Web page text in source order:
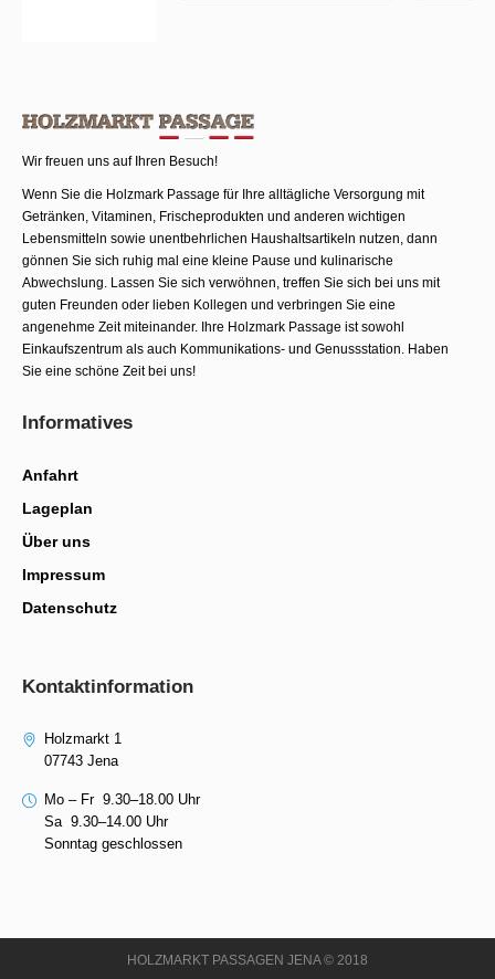
Wir freuen uns auf Ihren Besuch!
Wenn Sie die Holzmark Passage für Ihre alltägliche Versorgung mit
Getränken, Vitaminen, Frischeprodukten und anderen wichtigen
Lebensmitteln sowie unentbehrlichen Haushaltsartikeln nutzen, dann
gönnen Sie sich ruhig mal eine kleine Pause und kulinarische
Abwechslung. Lassen Sie sich verwöhnen, treffen Sie sich bei uns mit
guten Freunden oder lieben Kollegen und verbringen Sie eine
angenehme Zeit miteinander. Ihre Holzmark Passage ist sowohl
Einkaufszentrum als auch Kommunika­tions- und Genussstation. Haben
Sie eine schöne Zeit bei uns!
Informatives
Anfahrt
Lageplan
Über uns
Impressum
Datenschutz
Kontaktinformation
Holzmarkt 1
07743 Jena
Mo – Fr 9.30–18.00 Uhr
Sa 9.30–14.00 Uhr
Sonntag geschlossen
HOLZMARKT PASSAGEN JENA © 2018